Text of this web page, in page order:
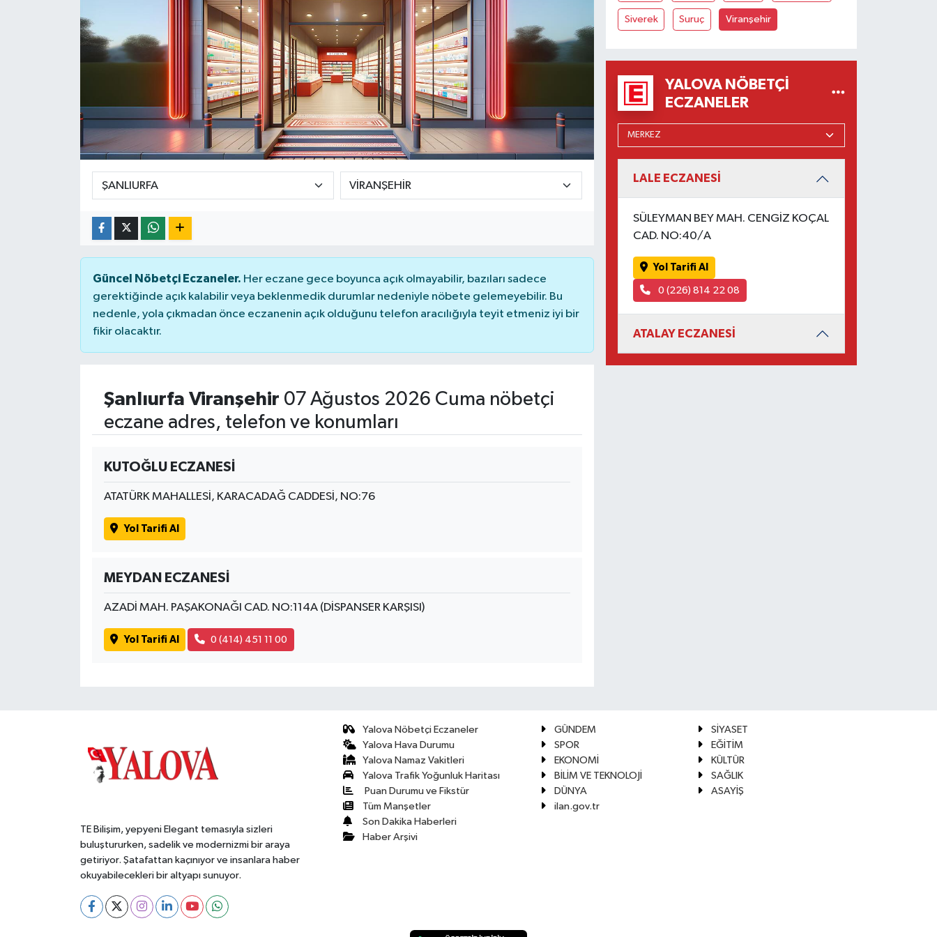
Güncel Nöbetçi Eczaneler. Her eczane gece boyunca açık olmayabilir, bazıları sadece
gerektiğinde açık kalabilir veya beklenmedik durumlar nedeniyle nöbete gelemeyebilir. Bu
nedenle, yola çıkmadan önce eczanenin açık olduğunu telefon aracılığıyla teyit etmeniz iyi bir
fikir olacaktır.
Şanlıurfa Viranşehir 07 Ağustos 2026 Cuma nöbetçi
eczane adres, telefon ve konumları
KUTOĞLU ECZANESİ
ATATÜRK MAHALLESİ, KARACADAĞ CADDESİ, NO:76
Yol Tarifi Al
MEYDAN ECZANESİ
AZADİ MAH. PAŞAKONAĞI CAD. NO:114A (DİSPANSER KARŞISI)
Yol Tarifi Al 0 (414) 451 11 00
Siverek Suruç Viranşehir
YALOVA NÖBETÇI
ECZANELER
LALE ECZANESİ
SÜLEYMAN BEY MAH. CENGİZ KOÇAL
CAD. NO:40/A
Yol Tarifi Al
0 (226) 814 22 08
ATALAY ECZANESİ
TE Bilişim, yepyeni Elegant temasıyla sizleri
buluştururken, sadelik ve modernizmi bir araya
getiriyor. Şatafattan kaçınıyor ve insanlara haber
okuyabilecekleri bir altyapı sunuyor.
Yalova Nöbetçi Eczaneler
Yalova Hava Durumu
Yalova Namaz Vakitleri
Yalova Trafik Yoğunluk Haritası
Puan Durumu ve Fikstür
Tüm Manşetler
Son Dakika Haberleri
Haber Arşivi
GÜNDEM
SİYASET
SPOR
EĞİTİM
EKONOMİ
KÜLTÜR
BİLİM VE TEKNOLOJİ
SAĞLIK
DÜNYA
ASAYİŞ
ilan.gov.tr
RESMİ İLAN